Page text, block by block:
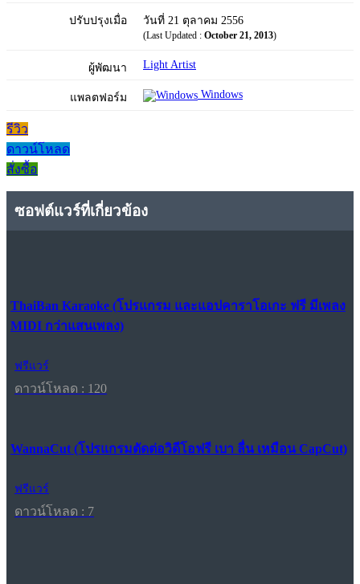
ปรับปรุงเมื่อ วันที่ 21 ตุลาคม 2556
(Last Updated : October 21, 2013)
ผู้พัฒนา Light Artist
แพลตฟอร์ม Windows
รีวิว
ดาวน์โหลด
สั่งซื้อ
ซอฟต์แวร์ที่เกี่ยวข้อง
ThaiBan Karaoke (โปรแกรม และแอปคาราโอเกะ ฟรี มีเพลง
MIDI กว่าแสนเพลง)
ฟรีแวร์
ดาวน์โหลด : 120
WannaCut (โปรแกรมตัดต่อวิดีโอฟรี เบา ลื่น เหมือน CapCut)
ฟรีแวร์
ดาวน์โหลด : 7